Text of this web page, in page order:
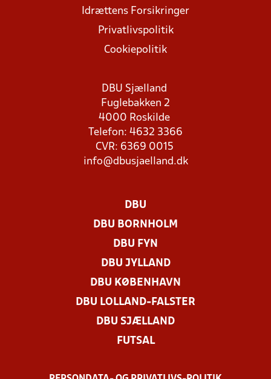
Idrættens Forsikringer
Privatlivspolitik
Cookiepolitik
DBU Sjælland
Fuglebakken 2
4000 Roskilde
Telefon: 4632 3366
CVR: 6369 0015
info@dbusjaelland.dk
DBU
DBU BORNHOLM
DBU FYN
DBU JYLLAND
DBU KØBENHAVN
DBU LOLLAND-FALSTER
DBU SJÆLLAND
FUTSAL